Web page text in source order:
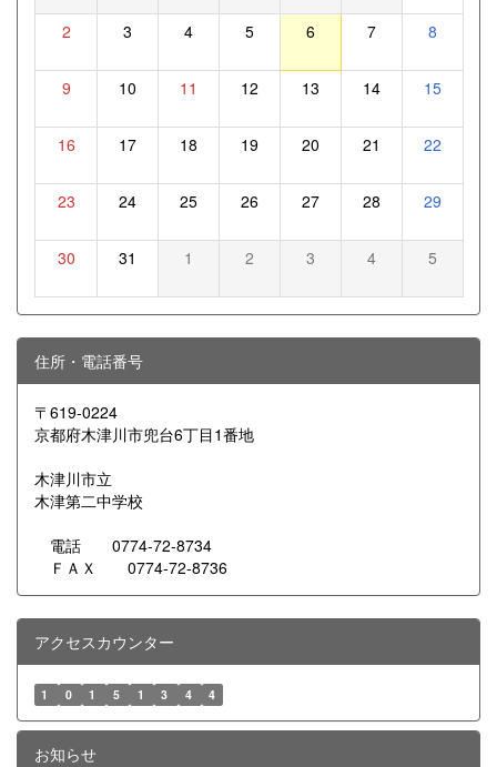
2 3 4 5 6 7 8
9 10 11 12 13 14 15
16 17 18 19 20 21 22
23 24 25 26 27 28 29
30 31 1 2 3 4 5
住所・電話番号
〒619-0224
京都府木津川市兜台6丁目1番地
木津川市立
木津第二中学校
電話 0774-72-8734
ＦＡＸ 0774-72-8736
アクセスカウンター
1 0 1 5 1 3 4 4
お知らせ